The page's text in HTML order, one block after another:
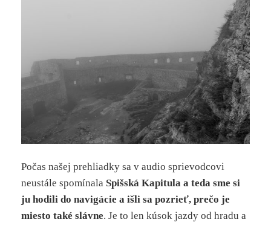
Počas našej prehliadky sa v audio sprievodcovi
neustále spomínala Spišská Kapitula a teda sme si
ju hodili do navigácie a išli sa pozrieť, prečo je
miesto také slávne. Je to len kúsok jazdy od hradu a